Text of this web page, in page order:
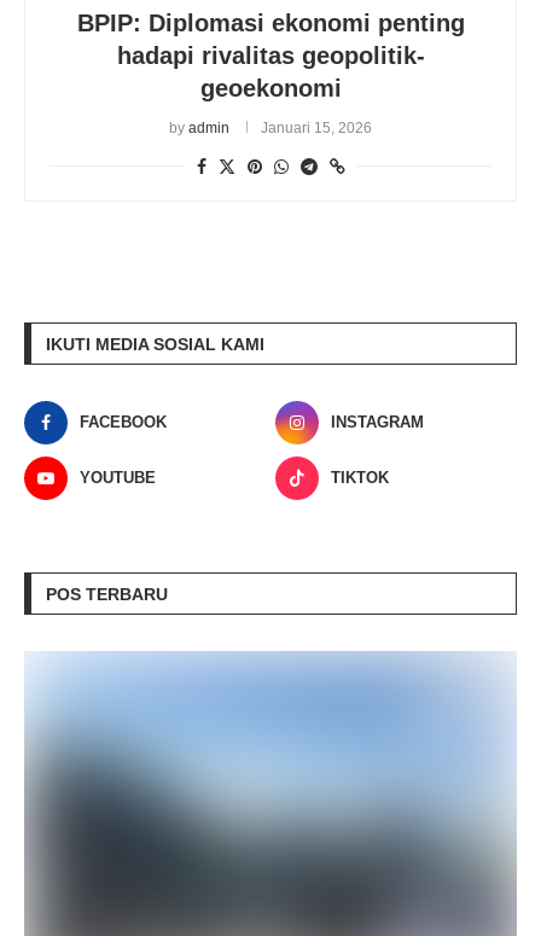
BPIP: Diplomasi ekonomi penting
hadapi rivalitas geopolitik-
geoekonomi
by admin Januari 15, 2026
IKUTI MEDIA SOSIAL KAMI
FACEBOOK INSTAGRAM
YOUTUBE TIKTOK
POS TERBARU